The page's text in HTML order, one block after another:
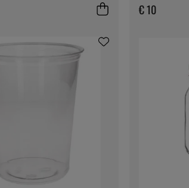
€ 10